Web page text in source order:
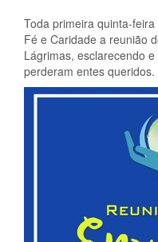
Toda primeira quinta-
Fé e Caridade a reunião
Lágrimas, esclarecendo
perderam entes queridos.